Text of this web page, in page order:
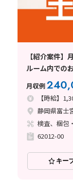
【紹介案件
ルーム内での
月収例
【時給】
静岡県富士
62012-00
キー